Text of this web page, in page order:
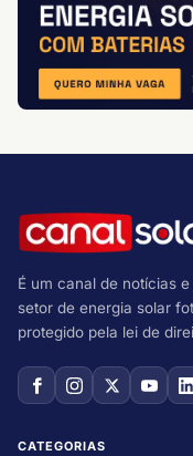
É um canal de notícias
setor de energia solar
protegido pela lei de
CATEGORIAS